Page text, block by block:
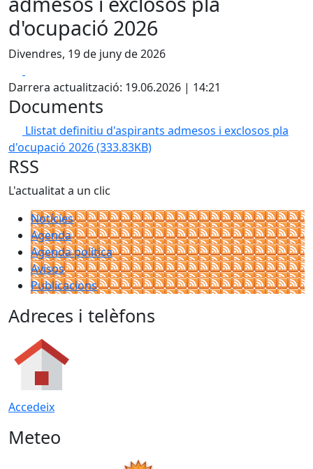
d'ocupació 2026
Divendres, 19 de juny de 2026
Darrera actualització: 19.06.2026 | 14:21
Documents
Llistat definitiu d'aspirants admesos i exclosos pla
d'ocupació 2026(333.83KB)
RSS
L'actualitat a un clic
Notícies
Agenda
Agenda política
Avisos
Publicacions
Adreces i telèfons
Accedeix
Meteo